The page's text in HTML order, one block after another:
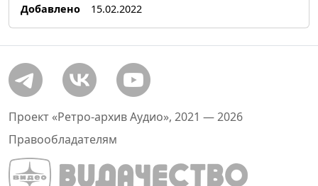
Добавлено
15.02.2022
Проект «Ретро-архив Аудио», 2021 — 2026
Правообладателям